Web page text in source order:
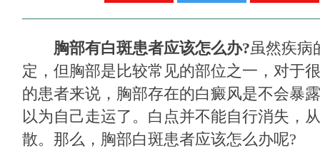
胸部有白斑患者应该怎么办?虽然疾病
定，但胸部是比较常见的部位之一，对于
的患者来说，胸部存在的白癜风是不会暴
以为自己走运了。白点并不能自行消失，
散。那么，胸部白斑患者应该怎么办呢?